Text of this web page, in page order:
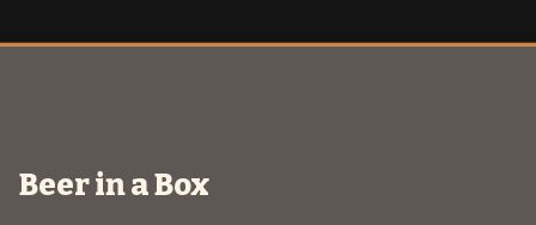
Beer in a Box